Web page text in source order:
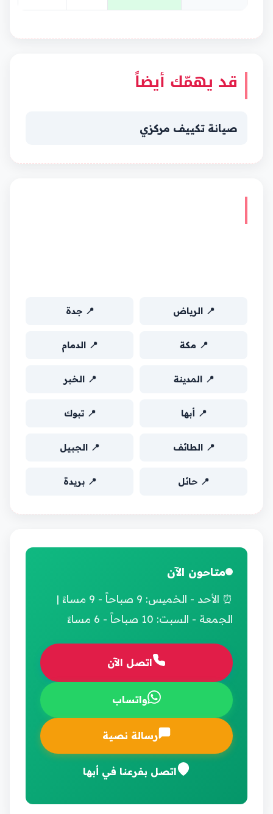
قد يهمّك أيضاً
صيانة تكييف مركزي
📍 الرياض 📍 جدة
📍 مكة 📍 الدمام
📍 المدينة 📍 الخبر
📍 أبها 📍 تبوك
📍 الطائف 📍 الجبيل
📍 حائل 📍 بريدة
متاحون الآن
⏰ الأحد - الخميس: 9 صباحاً - 9 مساءً |
الجمعة - السبت: 10 صباحاً - 6 مساءً
اتصل الآن
واتساب
رسالة نصية
اتصل بفرعنا في أبها